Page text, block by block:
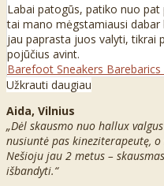
Labai patogūs, patiko nuo pat
tai mano mėgstamiausi
jau paprasta juos valyti, tikrai
pojūčius avint.
Barefoot Sneakers
Užkrauti daugiau
Aida, Vilnius
„Dėl skausmo nuo hallux
nusiuntė pas kineziterapeutę,
Nešioju jau 2 metus –
išbandyti.“